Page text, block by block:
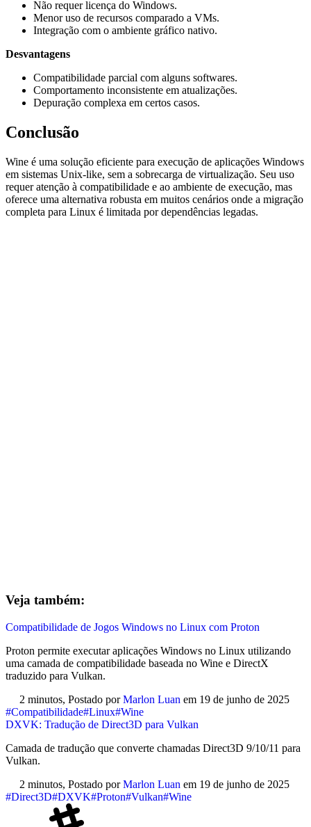
Não requer licença do Windows.
Menor uso de recursos comparado a VMs.
Integração com o ambiente gráfico nativo.
Desvantagens
Compatibilidade parcial com alguns softwares.
Comportamento inconsistente em atualizações.
Depuração complexa em certos casos.
Conclusão
Wine é uma solução eficiente para execução de aplicações Windows
em sistemas Unix-like, sem a sobrecarga de virtualização. Seu uso
requer atenção à compatibilidade e ao ambiente de execução, mas
oferece uma alternativa robusta em muitos cenários onde a migração
completa para Linux é limitada por dependências legadas.
Veja também:
Compatibilidade de Jogos Windows no Linux com Proton
Proton permite executar aplicações Windows no Linux utilizando
uma camada de compatibilidade baseada no Wine e DirectX
traduzido para Vulkan.
2 minutos, Postado porMarlon Luan em 19 de junho de 2025
#Compatibilidade#Linux#Wine
DXVK: Tradução de Direct3D para Vulkan
Camada de tradução que converte chamadas Direct3D 9/10/11 para
Vulkan.
2 minutos, Postado porMarlon Luan em 19 de junho de 2025
#Direct3D#DXVK#Proton#Vulkan#Wine